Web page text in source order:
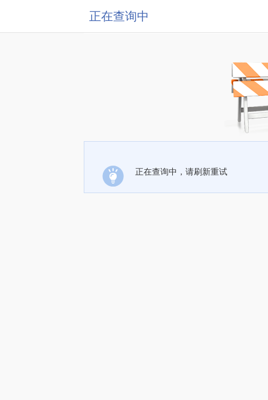
正在查询中
正在查询中，请刷新重试